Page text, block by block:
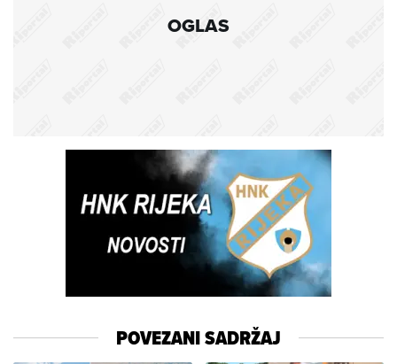
OGLAS
POVEZANI SADRŽAJ